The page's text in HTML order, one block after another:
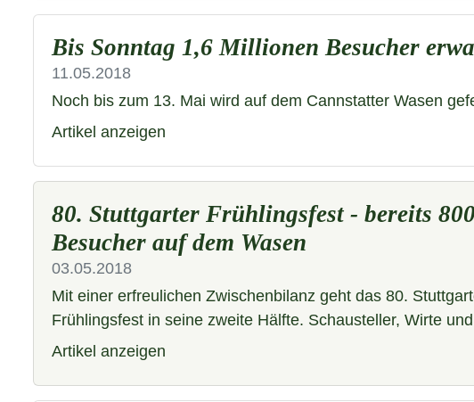
Bis Sonntag 1,6 Millionen Besucher
11.05.2018
Noch bis zum 13. Mai wird auf dem Cannstatter Wasen
Artikel anzeigen
80. Stuttgarter Frühlingsfest - bereits
Besucher auf dem Wasen
03.05.2018
Mit einer erfreulichen Zwischenbilanz geht das 80.
Frühlingsfest in seine zweite Hälfte. Schausteller, Wirte
Artikel anzeigen